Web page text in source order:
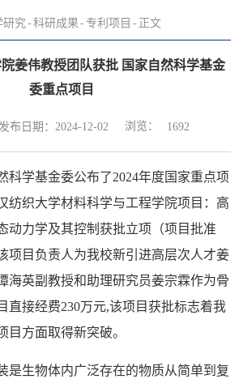
研究- 科研成果 - 专利项目 - 正文
姜伟教授团队获批 国家自然科学基金
委重点项目
发布日期：2024-12-02 浏览： 1692
科学基金委公布了2024年度国家重点项
纺织大学材料科学与工程学院项目：高
动力学及其控制获批立项（项目批准
项目负责人为我校新引进高层次人才姜
海英副教授和助理研究员姜宗霖作为骨
直接经费230万元,该项目获批标志着我
目方面取得新突破。
是生物体内广泛存在的物质从简单到复